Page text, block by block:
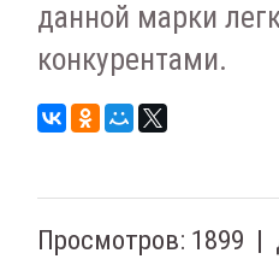
данной марки
конкурентами.
Просмотров: 1899 |